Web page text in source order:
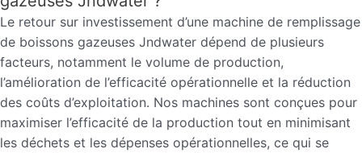
Le retour sur investissement d’une machine de remplissage
de boissons gazeuses Jndwater dépend de plusieurs
facteurs, notamment le volume de production,
l’amélioration de l’efficacité opérationnelle et la réduction
des coûts d’exploitation. Nos machines sont conçues pour
maximiser l’efficacité de la production tout en minimisant
les déchets et les dépenses opérationnelles, ce qui se